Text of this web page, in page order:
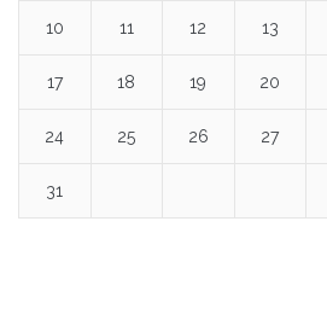
10 11 12 13
17 18 19 20
24 25 26 27
31